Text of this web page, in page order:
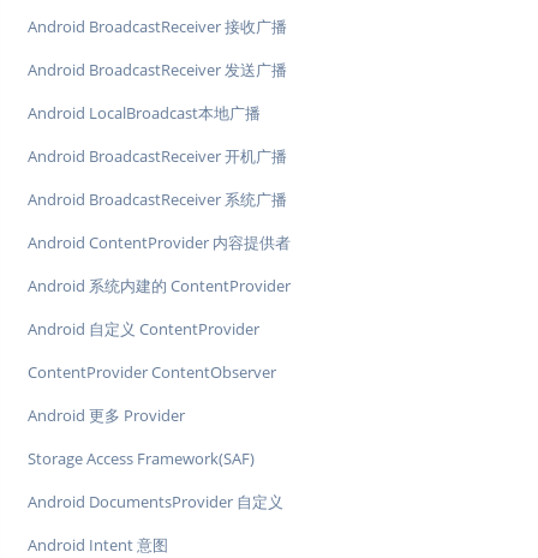
Android BroadcastReceiver 接收广播
Android BroadcastReceiver 发送广播
Android LocalBroadcast本地广播
Android BroadcastReceiver 开机广播
Android BroadcastReceiver 系统广播
Android ContentProvider 内容提供者
Android 系统内建的 ContentProvider
Android 自定义 ContentProvider
ContentProvider ContentObserver
Android 更多 Provider
Storage Access Framework(SAF)
Android DocumentsProvider 自定义
Android Intent 意图